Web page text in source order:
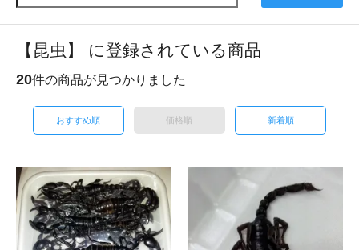
【昆虫】 に登録されている商品
20件の商品が見つかりました
おすすめ順 価格順 新着順